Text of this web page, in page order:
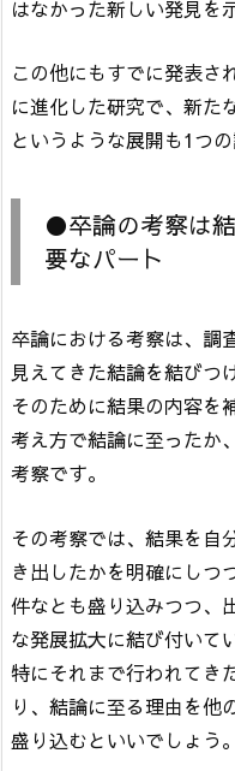
はなかった新しい発見を
この他にもすでに発表さ
に進化した研究で、新た
というような展開も1つの
●卒論の考察は
要なパート
卒論における考察は、調
見えてきた結論を結びつ
そのために結果の内容を
考え方で結論に至ったか
考察です。
その考察では、結果を自
き出したかを明確にしつ
件なとも盛り込みつつ、
な発展拡大に結び付いて
特にそれまで行われてき
り、結論に至る理由を他
盛り込むといいでしょう。